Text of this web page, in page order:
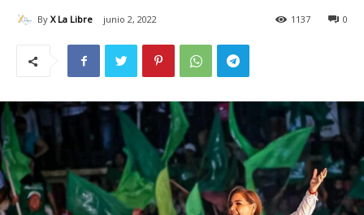
By X La Libre junio 2, 2022 0
1137